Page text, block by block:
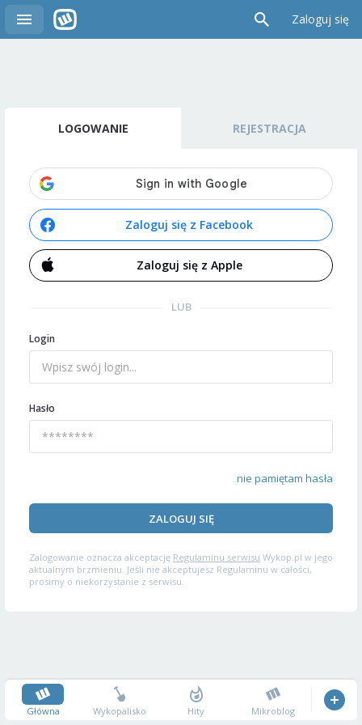
Zaloguj się
LOGOWANIE REJESTRACJA
Zaloguj się z Facebook
Zaloguj się z Apple
LUB
Login
Hasło
nie pamiętam hasła
ZALOGUJ SIĘ
Zalogowanie oznacza akceptację Regulaminu serwisu Wykop.pl w jego
aktualnym brzmieniu. Jeśli nie akceptujesz Regulaminu w całości,
prosimy o niekorzystanie z serwisu.
Główna Wykopalisko Hity Mikroblog